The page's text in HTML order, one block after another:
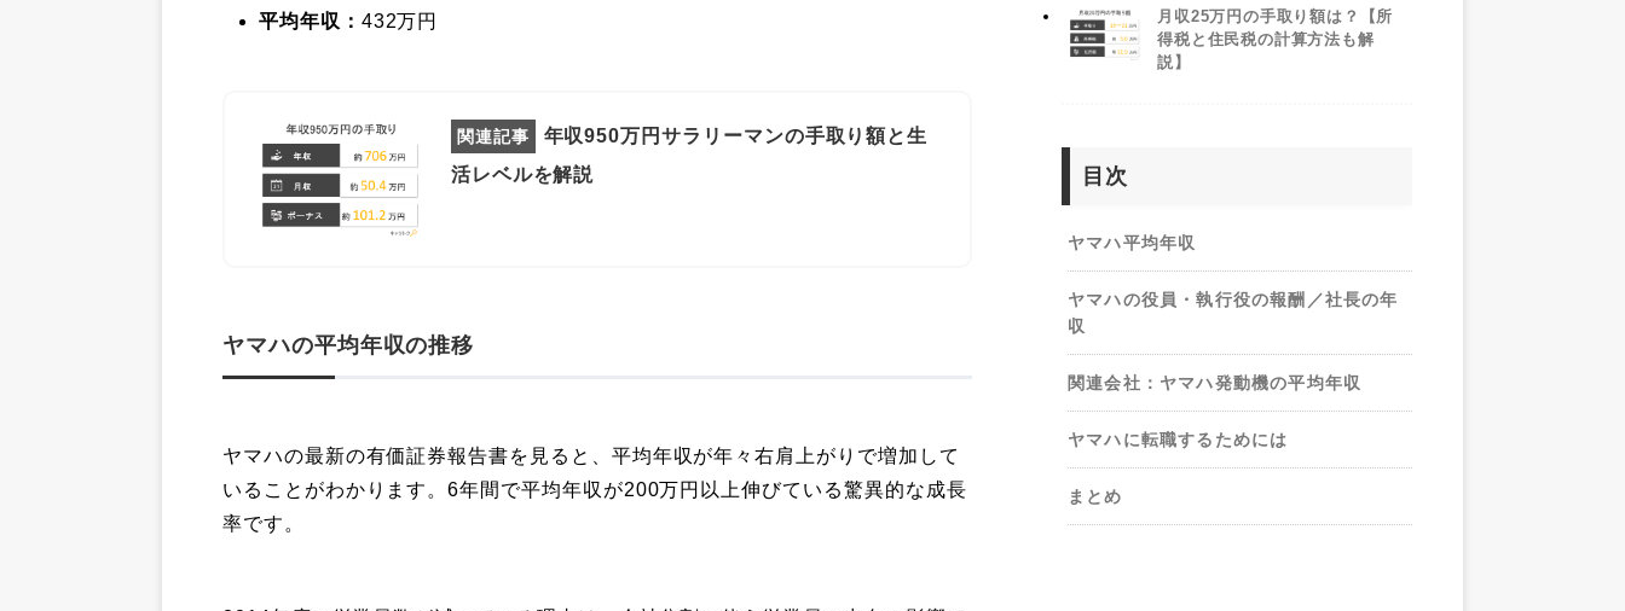
平均年収： 432万円
年収950万円サラリーマンの手取り額と生
活レベルを解説
ヤマハの平均年収の推移
ヤマハの最新の有価証券報告書を見ると、平均年収が年々右肩上がりで増加して
いることがわかります。6年間で平均年収が200万円以上伸びている驚異的な成長
率です。
月収25万円の手取り額は？【所
得税と住民税の計算方法も解
説】
目次
ヤマハ平均年収
ヤマハの役員・執行役の報酬／社長の年
収
関連会社：ヤマハ発動機の平均年収
ヤマハに転職するためには
まとめ